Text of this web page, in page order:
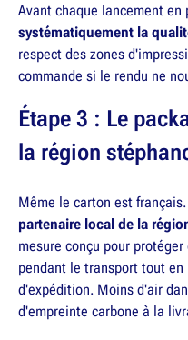
Avant chaque lancement
systématiquement la
respect des zones
commande si le rendu ne
Étape 3 : Le
la région
Même le carton est
partenaire local de la
mesure conçu pour
pendant le transport tout
d'expédition. Moins d'air
d'empreinte carbone à la